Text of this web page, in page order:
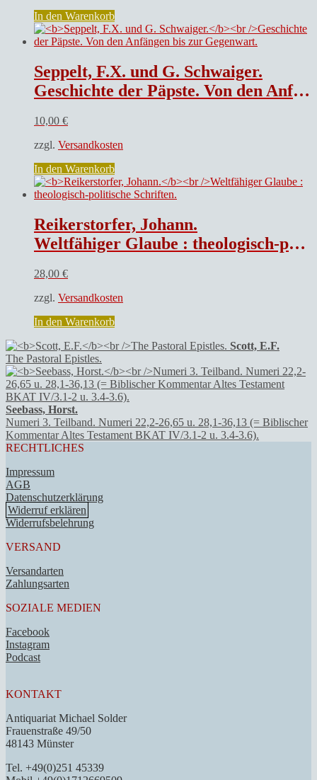
In den Warenkorb
Seppelt, F.X. und G. Schwaiger.
Geschichte der Päpste. Von den Anfängen bis zur Gegenwart.
10,00 €
zzgl. Versandkosten
In den Warenkorb
Reikerstorfer, Johann.
Weltfähiger Glaube : theologisch-politische Schriften.
28,00 €
zzgl. Versandkosten
In den Warenkorb
Scott, E.F.
The Pastoral Epistles.
Seebass, Horst.
Numeri 3. Teilband. Numeri 22,2-26,65 u. 28,1-36,13 (= Biblischer
Kommentar Altes Testament BKAT IV/3.1-2 u. 3.4-3.6).
RECHTLICHES
Impressum
AGB
Datenschutzerklärung
Widerruf erklären
Widerrufsbelehrung
VERSAND
Versandarten
Zahlungsarten
SOZIALE MEDIEN
Facebook
Instagram
Podcast
KONTAKT
Antiquariat Michael Solder
Frauenstraße 49/50
48143 Münster
Tel. +49(0)251 45339